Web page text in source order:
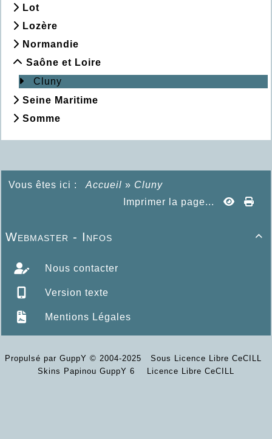
Lot
Lozère
Normandie
Saône et Loire
Cluny
Seine Maritime
Somme
Vous êtes ici : Accueil » Cluny
Imprimer la page...

Webmaster - Infos
Nous contacter
Version texte
Mentions Légales
Propulsé par GuppY © 2004-2025
Sous Licence Libre CeCILL
Skins Papinou GuppY 6
Licence Libre CeCILL